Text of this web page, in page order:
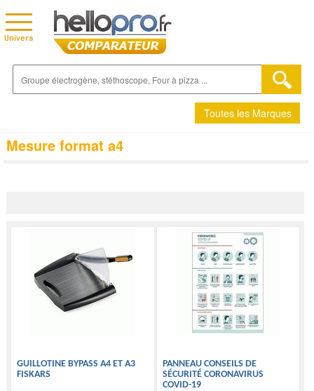
Toutes les Marques
Mesure format a4
GUILLOTINE BYPASS A4 ET A3
FISKARS
PANNEAU CONSEILS DE
SÉCURITÉ CORONAVIRUS
COVID-19